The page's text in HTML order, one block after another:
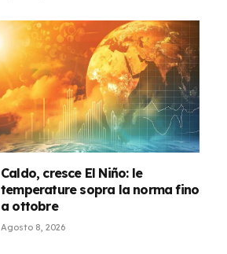
Caldo, cresce El Niño: le
temperature sopra la norma fino
a ottobre
Agosto 8, 2026